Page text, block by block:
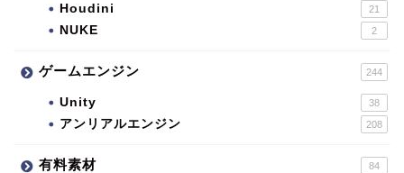
Houdini 21
NUKE 2
ゲームエンジン 244
Unity 38
アンリアルエンジン 208
有料素材 84